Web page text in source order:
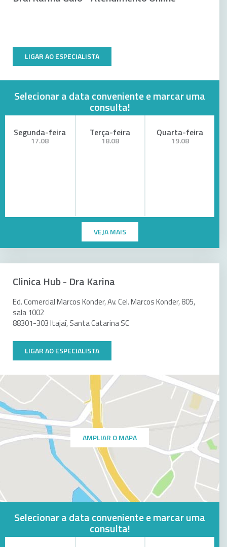
LIGAR AO ESPECIALISTA
Selecionar a data conveniente e marcar uma
consulta!
Segunda-feira
17.08
Terça-feira
18.08
Quarta-feira
19.08
VEJA MAIS
Clinica Hub - Dra Karina
Ed. Comercial Marcos Konder, Av. Cel. Marcos Konder, 805,
sala 1002
88301-303 Itajaí, Santa Catarina SC
LIGAR AO ESPECIALISTA
AMPLIAR O MAPA
Selecionar a data conveniente e marcar uma
consulta!